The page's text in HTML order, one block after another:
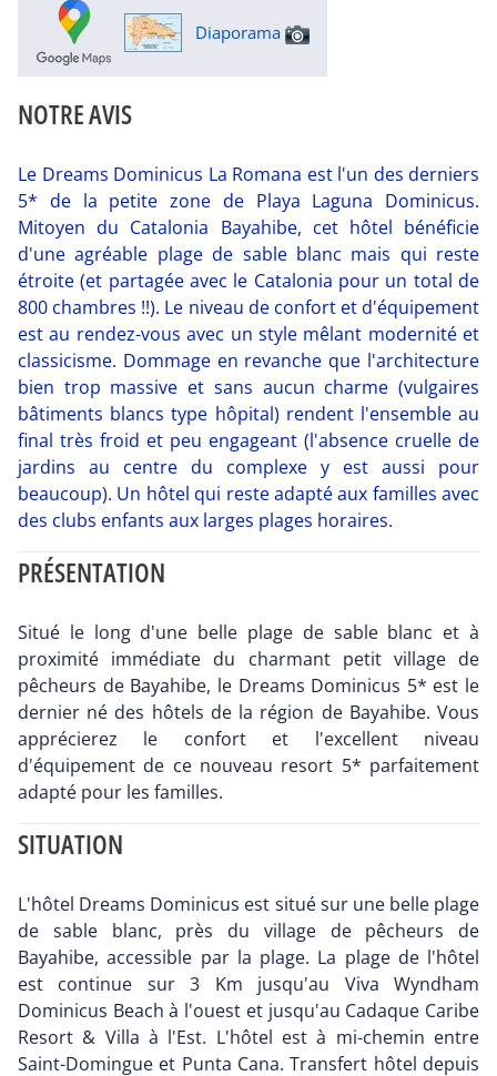
Diaporama
NOTRE AVIS
Le Dreams Dominicus La Romana est l'un des derniers
5* de la petite zone de Playa Laguna Dominicus.
Mitoyen du Catalonia Bayahibe, cet hôtel bénéficie
d'une agréable plage de sable blanc mais qui reste
étroite (et partagée avec le Catalonia pour un total de
800 chambres !!). Le niveau de confort et d'équipement
est au rendez-vous avec un style mêlant modernité et
classicisme. Dommage en revanche que l'architecture
bien trop massive et sans aucun charme (vulgaires
bâtiments blancs type hôpital) rendent l'ensemble au
final très froid et peu engageant (l'absence cruelle de
jardins au centre du complexe y est aussi pour
beaucoup). Un hôtel qui reste adapté aux familles avec
des clubs enfants aux larges plages horaires.
PRÉSENTATION
Situé le long d'une belle plage de sable blanc et à
proximité immédiate du charmant petit village de
pêcheurs de Bayahibe, le Dreams Dominicus 5* est le
dernier né des hôtels de la région de Bayahibe. Vous
apprécierez le confort et l'excellent niveau
d'équipement de ce nouveau resort 5* parfaitement
adapté pour les familles.
SITUATION
L'hôtel Dreams Dominicus est situé sur une belle plage
de sable blanc, près du village de pêcheurs de
Bayahibe, accessible par la plage. La plage de l'hôtel
est continue sur 3 Km jusqu'au Viva Wyndham
Dominicus Beach à l'ouest et jusqu'au Cadaque Caribe
Resort & Villa à l'Est. L'hôtel est à mi-chemin entre
Saint-Domingue et Punta Cana. Transfert hôtel depuis